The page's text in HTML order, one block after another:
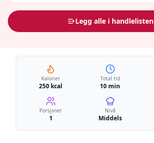
Legg alle i handlelisten
Kalorier
250 kcal
Total tid
10 min
Porsjoner
1
Nivå
Middels